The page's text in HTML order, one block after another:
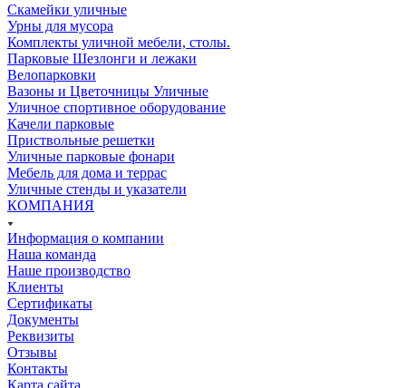
Скамейки уличные
Урны для мусора
Комплекты уличной мебели, столы.
Парковые Шезлонги и лежаки
Велопарковки
Вазоны и Цветочницы Уличные
Уличное спортивное оборудование
Качели парковые
Приствольные решетки
Уличные парковые фонари
Мебель для дома и террас
Уличные стенды и указатели
КОМПАНИЯ
Информация о компании
Наша команда
Наше производство
Клиенты
Сертификаты
Документы
Реквизиты
Отзывы
Контакты
Карта сайта